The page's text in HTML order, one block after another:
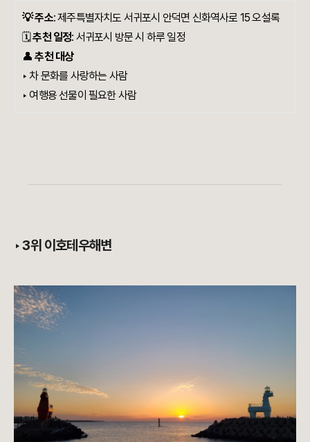
💡 주소:제주특별자치도 서귀포시 안덕면 신화역사로 15 오설록
🗓️추천 일정: 서귀포시 방문 시 하루 일정
👤추천 대상
‣ 차 문화를 사랑하는 사람
‣ 여행용 선물이 필요한 사람
‣3위 이호테우해변